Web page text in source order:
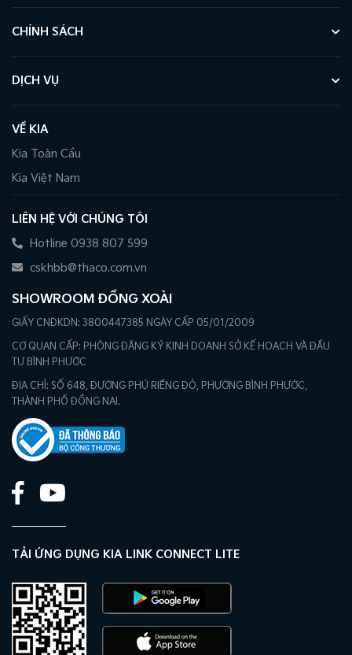
CHÍNH SÁCH
DỊCH VỤ
VỀ KIA
Kia Toàn Cầu
Kia Việt Nam
LIÊN HỆ VỚI CHÚNG TÔI
Hotline 0938 807 599
cskhbb@thaco.com.vn
SHOWROOM ĐỒNG XOÀI
GIẤY CNĐKDN: 3800447385 NGÀY CẤP 05/01/2009
CƠ QUAN CẤP: PHÒNG ĐĂNG KÝ KINH DOANH SỞ KẾ HOẠCH VÀ ĐẦU
TƯ BÌNH PHƯỚC
ĐỊA CHỈ: SỐ 648, ĐƯỜNG PHÚ RIỀNG ĐỎ, PHƯỜNG BÌNH PHƯỚC,
THÀNH PHỐ ĐỒNG NAI.
TẢI ỨNG DỤNG KIA LINK CONNECT LITE